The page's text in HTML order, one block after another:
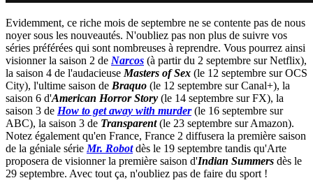
Evidemment, ce riche mois de septembre ne se contente pas de nous
noyer sous les nouveautés. N'oubliez pas non plus de suivre vos
séries préférées qui sont nombreuses à reprendre. Vous pourrez ainsi
visionner la saison 2 de Narcos (à partir du 2 septembre sur Netflix),
la saison 4 de l'audacieuse Masters of Sex (le 12 septembre sur OCS
City), l'ultime saison de Braquo (le 12 septembre sur Canal+), la
saison 6 d'American Horror Story (le 14 septembre sur FX), la
saison 3 de How to get away with murder(le 16 septembre sur
ABC), la saison 3 de Transparent(le 23 septembre sur Amazon).
Notez également qu'en France, France 2 diffusera la première saison
de la géniale série Mr. Robotdès le 19 septembre tandis qu'Arte
proposera de visionner la première saison d'Indian Summers dès le
29 septembre. Avec tout ça, n'oubliez pas de faire du sport !